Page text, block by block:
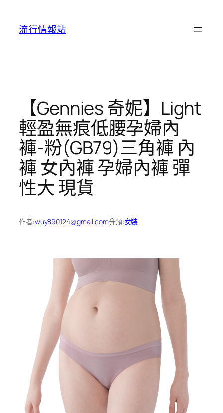
流行情報站
【Gennies 奇妮】Light
輕盈無痕低腰孕婦內
褲-粉(GB79)三角褲 內
褲 女內褲 孕婦內褲 彈
性大 現貨
作者:wuy890124@gmail.com分類:女裝